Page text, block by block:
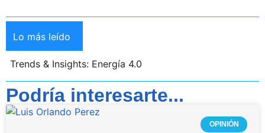
Lo más leído
Trends & Insights: Energía 4.0
Podría interesarte...
OPINIÓN